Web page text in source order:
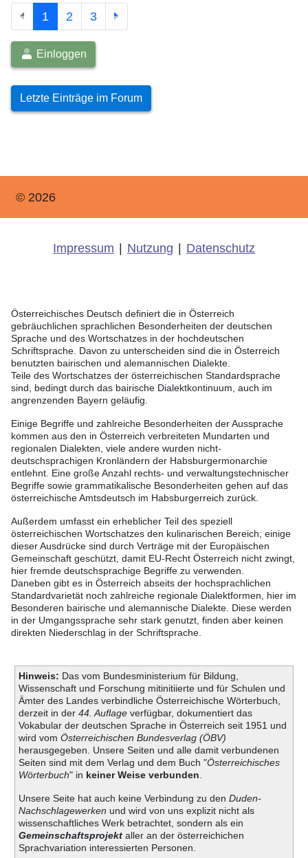
1 2 3
Einloggen
Letzte Einträge im Forum
© 2026
Impressum Nutzung Datenschutz
Österreichisches Deutsch definiert die in Österreich
gebräuchlichen sprachlichen Besonderheiten der deutschen
Sprache und des Wortschatzes in der hochdeutschen
Schriftsprache. Davon zu unterscheiden sind die in Österreich
benutzten bairischen und alemannischen Dialekte.
Teile des Wortschatzes der österreichischen Standardsprache
sind, bedingt durch das bairische Dialektkontinuum, auch im
angrenzenden Bayern geläufig.
Einige Begriffe und zahlreiche Besonderheiten der Aussprache
kommen aus den in Österreich verbreiteten Mundarten und
regionalen Dialekten, viele andere wurden nicht-
deutschsprachigen Kronländern der Habsburgermonarchie
entlehnt. Eine große Anzahl rechts- und verwaltungstechnischer
Begriffe sowie grammatikalische Besonderheiten gehen auf das
österreichische Amtsdeutsch im Habsburgerreich zurück.
Außerdem umfasst ein erheblicher Teil des speziell
österreichischen Wortschatzes den kulinarischen Bereich; einige
dieser Ausdrücke sind durch Verträge mit der Europäischen
Gemeinschaft geschützt, damit EU-Recht Österreich nicht zwingt,
hier fremde deutschsprachige Begriffe zu verwenden.
Daneben gibt es in Österreich abseits der hochsprachlichen
Standardvarietät noch zahlreiche regionale Dialektformen, hier im
Besonderen bairische und alemannische Dialekte. Diese werden
in der Umgangssprache sehr stark genutzt, finden aber keinen
direkten Niederschlag in der Schriftsprache.
Hinweis: Das vom Bundesministerium für Bildung,
Wissenschaft und Forschung mitinitiierte und für Schulen und
Ämter des Landes verbindliche Österreichische Wörterbuch,
derzeit in der 44. Auflageverfügbar, dokumentiert das
Vokabular der deutschen Sprache in Österreich seit 1951 und
wird vom Österreichischen Bundesverlag (ÖBV)
herausgegeben. Unsere Seiten und alle damit verbundenen
Seiten sind mit dem Verlag und dem Buch "Österreichisches
Wörterbuch" in keiner Weise verbunden
Unsere Seite hat auch keine Verbindung zu den Duden-
Nachschlagewerken und wird von uns explizit nicht als
wissenschaftliches Werk betrachtet, sondern als ein
Gemeinschaftsprojektaller an der österreichichen
Sprachvariation interessierten Personen.